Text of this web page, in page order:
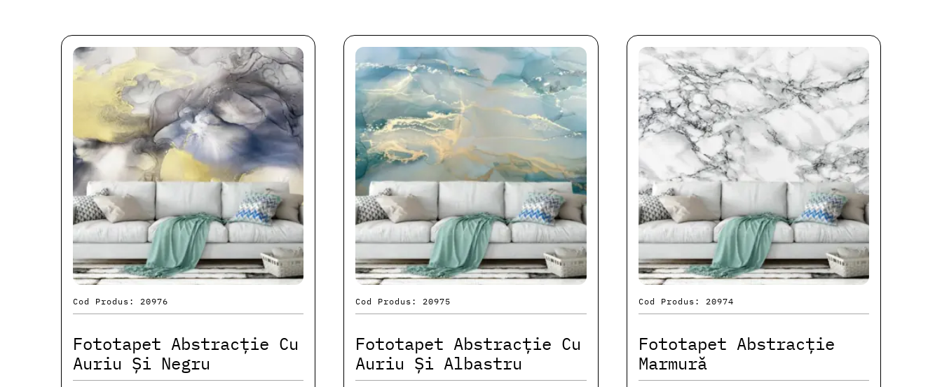
Cod Produs: 20976
Fototapet Abstracție Cu
Auriu Și Negru
Cod Produs: 20975
Fototapet Abstracție Cu
Auriu Și Albastru
Cod Produs: 20974
Fototapet Abstracție
Marmură